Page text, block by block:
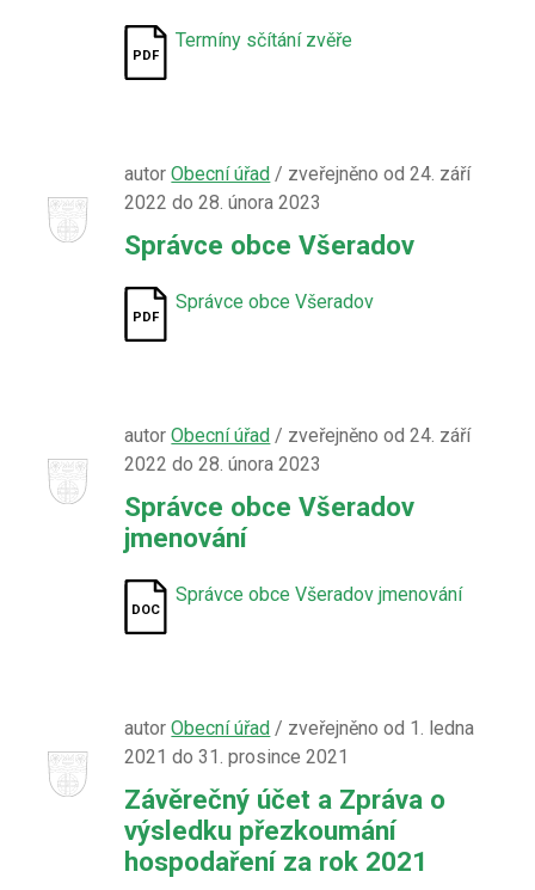
Termíny sčítání zvěře
autorObecní úřad / zveřejněno od 24. září
2022 do 28. února 2023
Správce obce Všeradov
Správce obce Všeradov
autorObecní úřad / zveřejněno od 24. září
2022 do 28. února 2023
Správce obce Všeradov
jmenování
Správce obce Všeradov jmenování
autorObecní úřad / zveřejněno od 1. ledna
2021 do 31. prosince 2021
Závěrečný účet a Zpráva o
výsledku přezkoumání
hospodaření za rok 2021